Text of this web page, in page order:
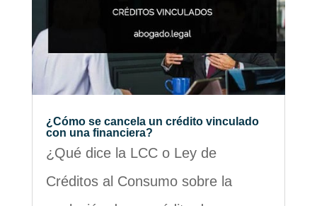
¿Cómo se cancela un crédito vinculado
con una financiera?
¿Qué dice la LCC o Ley de
Créditos al Consumo sobre la